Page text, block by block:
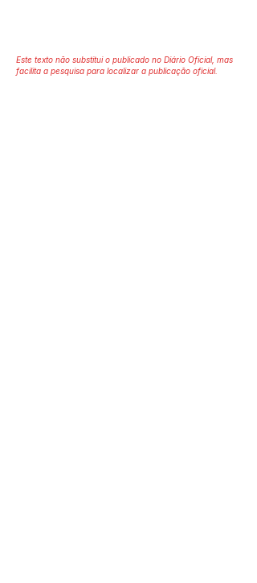
Este texto não substitui o publicado no Diário Oficial, mas
facilita a pesquisa para localizar a publicação oficial.